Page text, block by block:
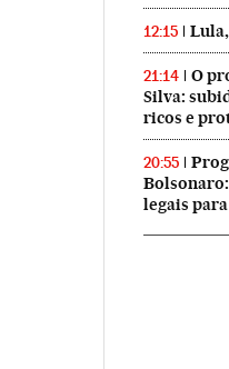
12:15
21:14
O
Silva:
ricos e
20:55
legais